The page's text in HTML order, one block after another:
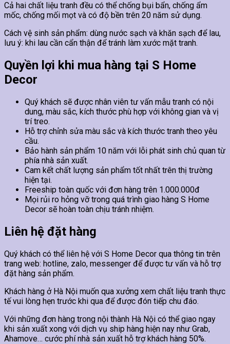
Cả hai chất liệu tranh đều có thể chống bụi bẩn, chống ẩm
mốc, chống mối mọt và có độ bền trên 20 năm sử dụng.
Cách vệ sinh sản phẩm: dùng nước sạch và khăn sạch để lau,
lưu ý: khi lau cần cẩn thận để tránh làm xước mặt tranh.
Quyền lợi khi mua hàng tại S Home
Decor
Quý khách sẽ được nhân viên tư vấn mẫu tranh có nội
dung, màu sắc, kích thước phù hợp với không gian và vị
trí treo.
Hỗ trợ chỉnh sửa màu sắc và kích thước tranh theo yêu
cầu.
Bảo hành sản phẩm 10 năm với lỗi phát sinh chủ quan từ
phía nhà sản xuất.
Cam kết chất lượng sản phẩm tốt nhất trên thị trường
hiện tại.
Freeship toàn quốc với đơn hàng trên 1.000.000đ
Mọi rủi ro hỏng vỡ trong quá trình giao hàng S Home
Decor sẽ hoàn toàn chịu tránh nhiệm.
Liên hệ đặt hàng
Quý khách có thể liên hệ với S Home Decor qua thông tin trên
trang web: hotline, zalo, messenger để được tư vấn và hỗ trợ
đặt hàng sản phẩm.
Khách hàng ở Hà Nội muốn qua xưởng xem chất liệu tranh thực
tế vui lòng hẹn trước khi qua để được đón tiếp chu đáo.
Với những đơn hàng trong nội thành Hà Nội có thể giao ngay
khi sản xuất xong với dịch vụ ship hàng hiện nay như Grab,
Ahamove… cước phí nhà sản xuất hỗ trợ khách hàng 50%.